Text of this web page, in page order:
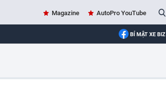
Magazine AutoPro YouTube
BÍ MẬT XE BIZ